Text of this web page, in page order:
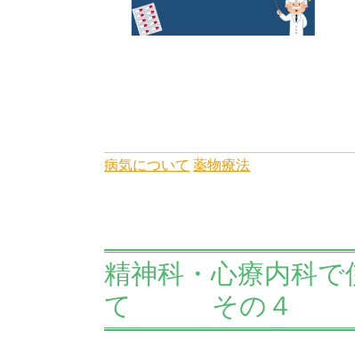
病気について 薬物療法
精神科・心療内科
て その４